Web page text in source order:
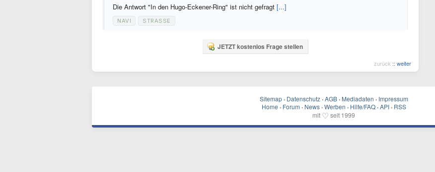
Die Antwort "In den Hugo-Eckener-Ring" ist nicht gefragt [...]
NAVI STRASSE
JETZT kostenlos Frage stellen
zurück :: weiter
Sitemap · Datenschutz · AGB · Mediadaten · Impressum
Home · Forum · News · Werben · Hilfe/FAQ · API · RSS
mit ♡ seit 1999